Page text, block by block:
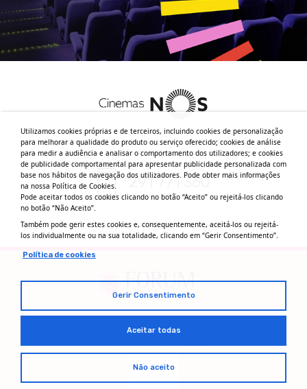
291 771 360
Utilizamos cookies próprias e de terceiros, incluindo cookies de personalização
para melhorar a qualidade do produto ou serviço oferecido; cookies de análise
para medir a audiência e analisar o comportamento dos utilizadores; e cookies
de publicidade comportamental para apresentar publicidade personalizada com
base nos hábitos de navegação dos utilizadores. Pode obter mais informações
na nossa Política de Cookies.
Pode aceitar todos os cookies clicando no botão “Aceito” ou rejeitá-los clicando
no botão “Não Aceito”.
Também pode gerir estes cookies e, consequentemente, aceitá-los ou rejeitá-
los individualmente ou na sua totalidade, clicando em “Gerir Consentimento”.
Política de cookies
Gerir Consentimento
Aceitar todas
Não aceito